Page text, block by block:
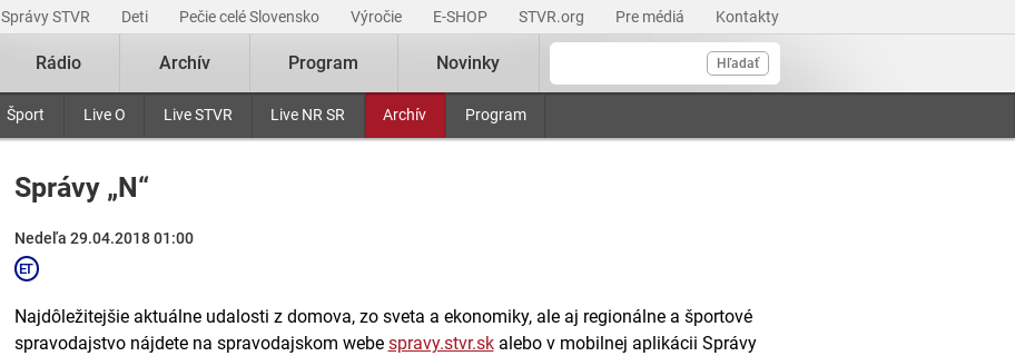
Správy STVR Deti Pečie celé Slovensko Výročie E-SHOP STVR.org Pre médiá Kontakty
Hľadať
Šport Live O Live STVR Live NR SR Archív Program
Rádio Archív Program Novinky
Správy „N“
Nedeľa 29.04.2018 01:00
Najdôležitejšie aktuálne udalosti z domova, zo sveta a ekonomiky, ale aj regionálne a športové
spravodajstvo nájdete na spravodajskom webe spravy.stvr.skalebo v mobilnej aplikácii Správy